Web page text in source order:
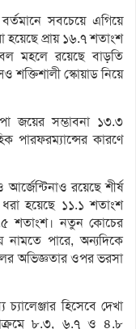
সবচেয়ে এগিয়ে
হয়েছে প্রায় ১৬.৭ শতাংশ
মহলে রয়েছে বাড়তি
শক্তিশালী স্কোয়াড নিয়ে
জয়ের সম্ভাবনা ১৩.৩
পারফরম্যান্সের কারণে
রয়েছে শীর্ষ
ধরা হয়েছে ১১.১ শতাংশ
শতাংশ। নতুন কোচের
নামতে পারে, অন্যদিকে
অভিজ্ঞতার ওপর ভরসা
হিসেবে দেখা
৮.৩, ৬.৭ ও ৪.৮